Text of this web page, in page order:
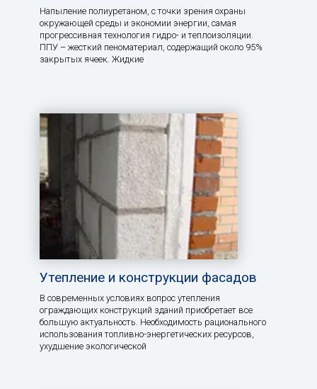
Напыление полиуретаном, с точки зрения охраны
окружающей среды и экономии энергии, самая
прогрессивная технология гидро- и теплоизоляции.
ППУ – жесткий пеноматериал, содержащий около 95%
закрытых ячеек. Жидкие
Утепление и конструкции фасадов
В современных условиях вопрос утепления
ограждающих конструкций зданий приобретает все
большую актуальность. Необходимость рационального
использования топливно-энергетических ресурсов,
ухудшение экологической